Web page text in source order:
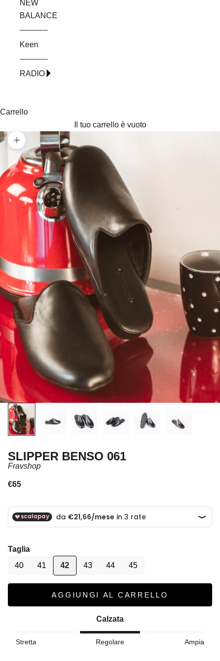
NEW
BALANCE
Keen
RADIO
Carrello
Il tuo carrello è vuoto
Ingrandisci immagine
SLIPPER BENSO 061
Fravshop
Prezzo scontato
€65
Taglia
40
41 42 43 44 45
AGGIUNGI AL CARRELLO
Calzata
Stretta Regolare Ampia